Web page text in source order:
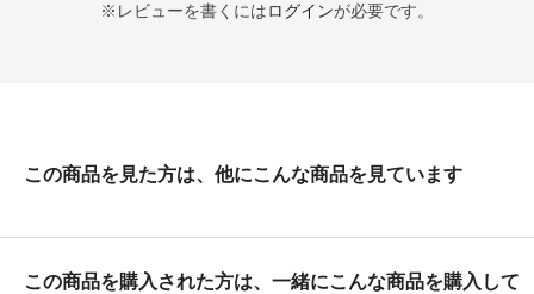
※レビューを書くにはログインが必要です。
この商品を見た方は、他にこんな商品を見ています
この商品を購入された方は、一緒にこんな商品を購入して